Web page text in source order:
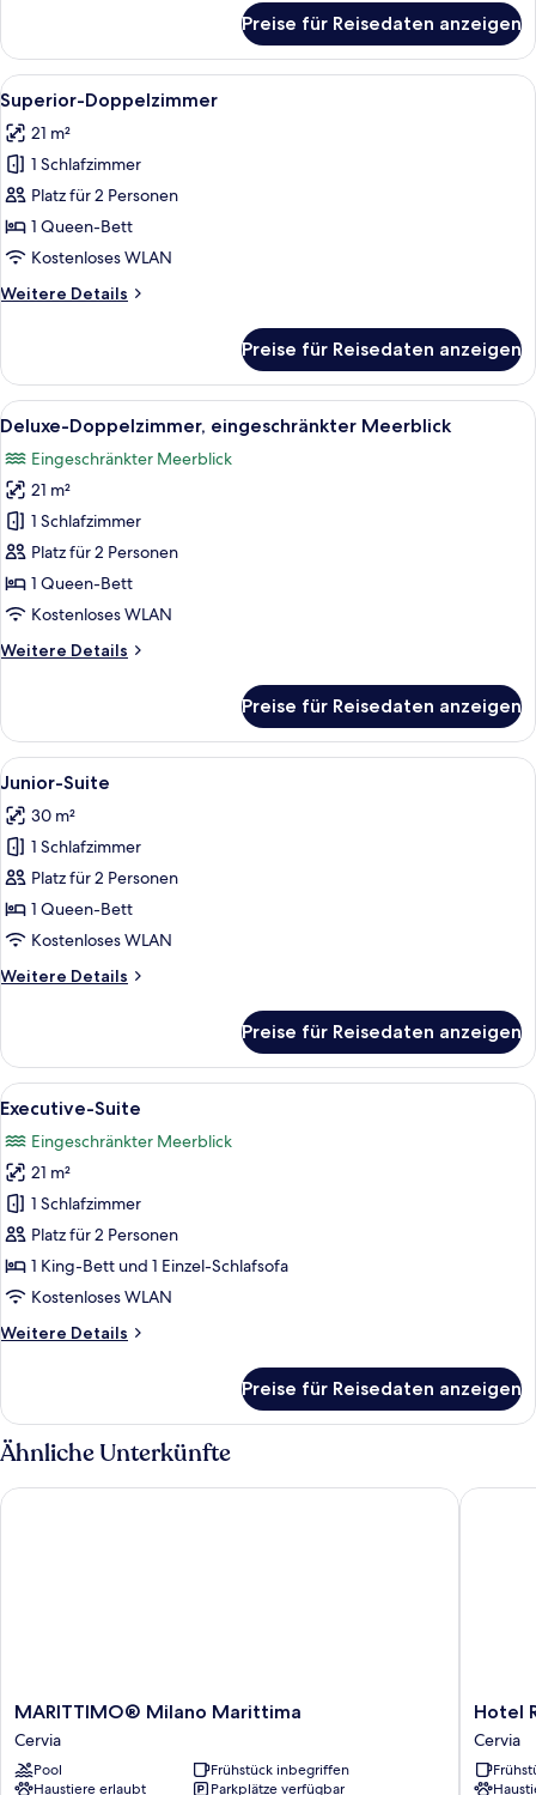
anzeigen
Doppelzimmer
zur
Einzelnutzung,
Queen-
Bett,
Balkon
Preise für Reisedaten anzeigen
Alle
Fotos
für
Superior-
Doppelzimmer
anzeigen
Italienische Bettbezüge von Frette,
7
Superior-Doppelzimmer
21 m²
1 Schlafzimmer
Platz für 2 Personen
1 Queen-Bett
Kostenloses WLAN
Weitere Details
Weitere
Doppelzimmer
Preise für Reisedaten anzeigen
Alle
Fotos
für
Deluxe-
Doppelzimmer,
eingeschränkter
Meerblick
anzeigen
Deluxe-Doppelzimmer,
11
Deluxe-Doppelzimmer, eingeschränkter Meerblick
Eingeschränkter Meerblick
21 m²
1 Schlafzimmer
Platz für 2 Personen
1 Queen-Bett
Kostenloses WLAN
Weitere Details
Weitere
Doppelzimmer,
eingeschränkter
Meerblick
Preise für Reisedaten anzeigen
Alle
Fotos
für
Junior-
Suite
anzeigen
Italienische Bettbezüge von Frette,
7
Junior-Suite
30 m²
1 Schlafzimmer
Platz für 2 Personen
1 Queen-Bett
Kostenloses WLAN
Weitere Details
Weitere
Suite
Preise für Reisedaten anzeigen
Alle
Fotos
für
Executive-
Suite
anzeigen
16
Executive-Suite
Eingeschränkter Meerblick
21 m²
1 Schlafzimmer
Platz für 2 Personen
1 King-Bett und 1 Einzel-Schlafsofa
Kostenloses WLAN
Weitere Details
Weitere
Suite
Preise für Reisedaten anzeigen
Ähnliche Unterkünfte
MARITTIMO®
Milano
Marittima
Cervia
MARITTIMO® Milano Marittima
Cervia
Pool
Frühstück inbegriffen
Haustiere erlaubt
Parkplätze verfügbar
MARITTIMO® Milano Marittima
Hotel
Riviera
Cervia
Hotel
Cervia
Hotel